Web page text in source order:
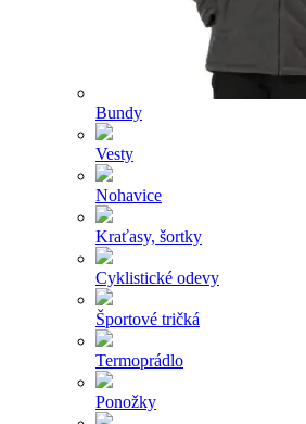
Bundy
Vesty
Nohavice
Kraťasy, šortky
Cyklistické odevy
Športové tričká
Termoprádlo
Ponožky